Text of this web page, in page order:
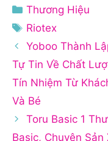
Danh
mục
Thương Hiệu
Thẻ
Riotex
Yoboo Thành
Tự Tin Về Chất
Tín Nhiệm Từ
Và Bé
Toru Basic 1
Basic, Chuyên Sản